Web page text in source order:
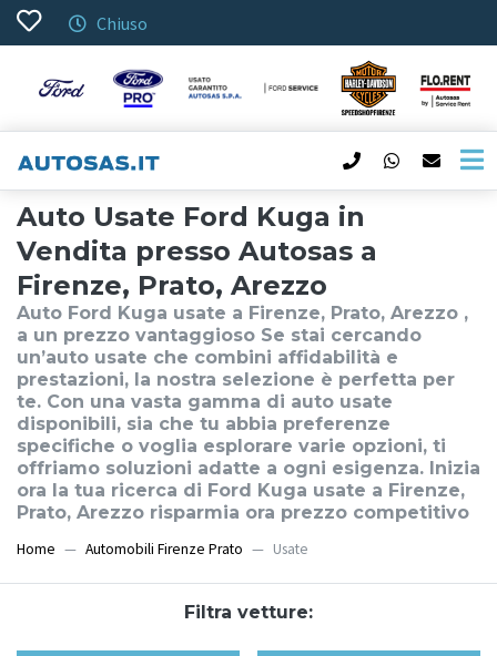
Chiuso
Auto Usate Ford Kuga in
Vendita presso Autosas a
Firenze, Prato, Arezzo
Auto Ford Kuga usate a Firenze, Prato, Arezzo ,
a un prezzo vantaggioso Se stai cercando
un’auto usate che combini affidabilità e
prestazioni, la nostra selezione è perfetta per
te. Con una vasta gamma di auto usate
disponibili, sia che tu abbia preferenze
specifiche o voglia esplorare varie opzioni, ti
offriamo soluzioni adatte a ogni esigenza. Inizia
ora la tua ricerca di Ford Kuga usate a Firenze,
Prato, Arezzo risparmia ora prezzo competitivo
Home Automobili Firenze Prato Usate
Filtra vetture: